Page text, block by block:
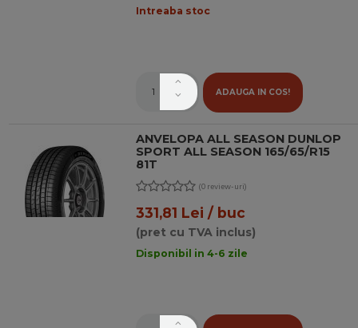
Intreaba stoc
ADAUGA IN COS!
ANVELOPA ALL SEASON DUNLOP
SPORT ALL SEASON 165/65/R15
81T
(0 review-uri)
331,81 Lei / buc
(pret cu TVA inclus)
Disponibil in 4-6 zile